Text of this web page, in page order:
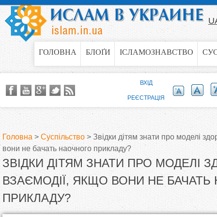
Jump to navigation
ГОЛОВНА БЛОҐИ ІСЛАМОЗНАВСТВО
В
и
є
Головна > Суспільство> Звідки дітям знати про моделі
вони не бачать наочного прикладу?
ЗВІДКИ ДІТЯМ ЗНАТИ ПРО МОДЕЛІ
ВЗАЄМОДІЇ, ЯКЩО ВОНИ НЕ
ПРИКЛАДУ?
ВХІД
РЕЄСТРАЦІЯ